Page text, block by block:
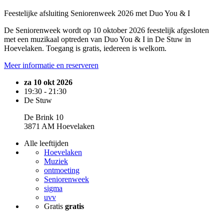
Feestelijke afsluiting Seniorenweek 2026 met Duo You & I
De Seniorenweek wordt op 10 oktober 2026 feestelijk afgesloten
met een muzikaal optreden van Duo You & I in De Stuw in
Hoevelaken. Toegang is gratis, iedereen is welkom.
Meer informatie en reserveren
za 10 okt 2026
19:30 - 21:30
De Stuw
De Brink 10
3871 AM Hoevelaken
Alle leeftijden
Hoevelaken
Muziek
ontmoeting
Seniorenweek
sigma
uvv
Gratis gratis